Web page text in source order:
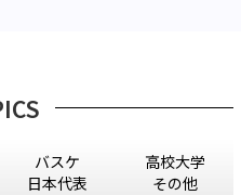
バスケ
日本代表
高校大学
その他